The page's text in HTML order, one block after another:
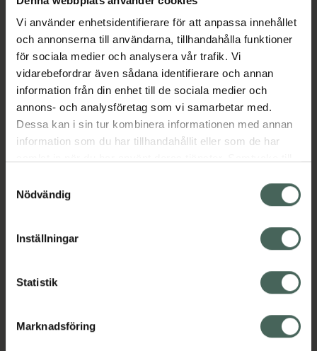
Vi använder enhetsidentifierare för att anpassa innehållet
och annonserna till användarna, tillhandahålla funktioner
för sociala medier och analysera vår trafik. Vi
vidarebefordrar även sådana identifierare och annan
information från din enhet till de sociala medier och
annons- och analysföretag som vi samarbetar med.
Dessa kan i sin tur kombinera informationen med annan
information som du har tillhandahållit eller som de har
återkalla ditt samtycke via webbplatsens
cookieinställningar. Ett återkallat samtycke påverkar inte
lagligheten av behandling som skett innan återkallelsen.
Nödvändig
Inställningar
Statistik
Marknadsföring
Aktuella erbjudanden
Beskrivning Dölj
EAN:04064951001857
Kronans Apotek finns här för dig. Du hittar oss från Skåne i
syd till Lappland i norr, och online i mobilen och på
datorn. Oavsett vem du är så är det vårt uppdrag att
hjälpa just dig att må lite bättre. Välkommen att prata